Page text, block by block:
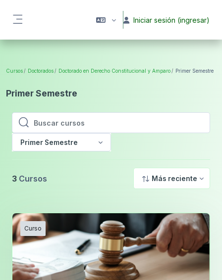
Iniciar sesión (ingresar)
Cursos Doctorados Doctorado en Derecho Constitucional y Amparo Primer Semestre
Primer Semestre
Buscar cursos
Buscar cursos
Primer Semestre
3 Cursos Más reciente
Curso